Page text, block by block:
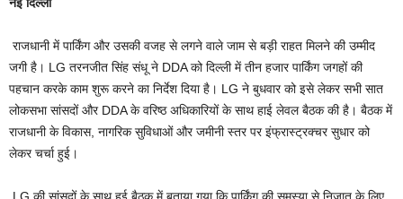
राजधानी में पार्किंग और उसकी वजह से लगने वाले जाम से बड़ी राहत मिलने की उम्मीद
जगी है। LG तरनजीत सिंह संधू ने DDA को दिल्ली में तीन हजार पार्किंग जगहों की
पहचान करके काम शुरू करने का निर्देश दिया है। LG ने बुधवार को इसे लेकर सभी सात
लोकसभा सांसदों और DDA के वरिष्ठ अधिकारियों के साथ हाई लेवल बैठक की है। बैठक में
राजधानी के विकास, नागरिक सुविधाओं और जमीनी स्तर पर इंफ्रास्ट्रक्चर सुधार को
लेकर चर्चा हुई।